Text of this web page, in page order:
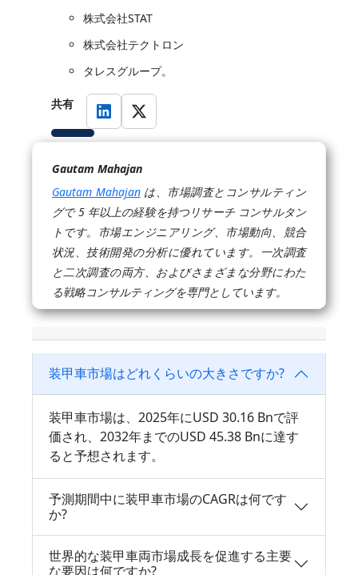
株式会社STAT
株式会社テクトロン
タレスグループ。
共有
Gautam Mahajan
Gautam Mahajanは、市場調査とコンサルティン
グで 5 年以上の経験を持つリサーチ コンサルタン
トです。市場エンジニアリング、市場動向、競合
状況、技術開発の分析に優れています。一次調査
と二次調査の両方、およびさまざまな分野にわた
る戦略コンサルティングを専門としています。
装甲車市場はどれくらいの大きさですか?
装甲車市場は、2025年にUSD 30.16 Bnで評
価され、2032年までのUSD 45.38 Bnに達す
ると予想されます。
予測期間中に装甲車市場のCAGRは何です
か?
世界的な装甲車両市場成長を促進する主要
な要因は何ですか?